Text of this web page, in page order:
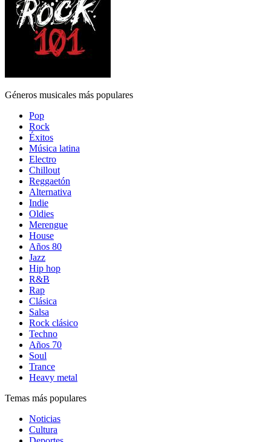
Géneros musicales más populares
Pop
Rock
Éxitos
Música latina
Electro
Chillout
Reggaetón
Alternativa
Indie
Oldies
Merengue
House
Años 80
Jazz
Hip hop
R&B
Rap
Clásica
Salsa
Rock clásico
Techno
Años 70
Soul
Trance
Heavy metal
Temas más populares
Noticias
Cultura